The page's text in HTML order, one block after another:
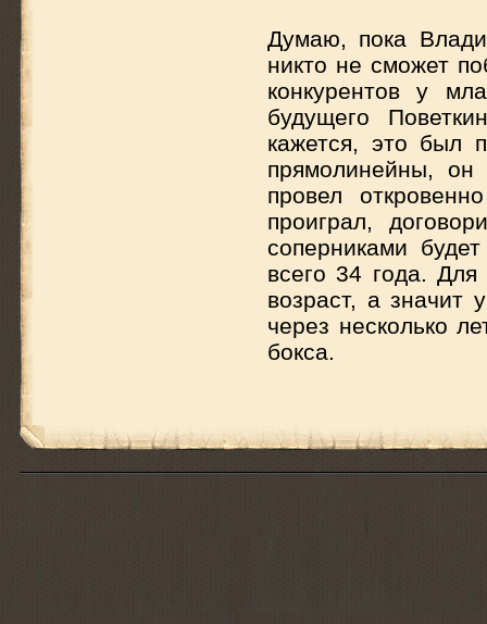
Думаю, пока
никто не сможет
конкурентов у
будущего
кажется, это был
прямолинейны,
провел
проиграл,
соперниками
всего 34 года. Для
возраст, а значит
через несколько
бокса.